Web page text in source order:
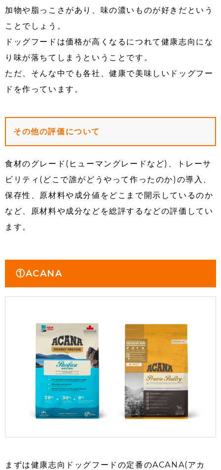
加物や脂っこさがあり、味の濃いものが好きだという
ことでしょう。
ドッグフードは価格が高くなるにつれて健康志向にな
り味が落ちてしまうということです。
ただ、そんな中でも各社、健康で美味しいドッグフー
ドを作っています。
その他の評価について
食材のグレード(ヒューマングレードなど)、トレーサ
ビリティ(どこで誰がどうやって作ったのか)の導入、
保存性、原材料や成分値をどこまで開示しているのか
など、原材料や成分などを総評するなどの評価してい
ます。
①ACANA
まずは健康志向ドッグフードの定番のACANA(アカ